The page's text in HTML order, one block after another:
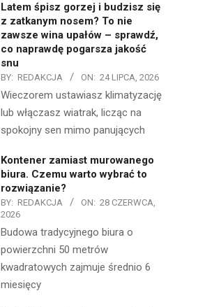
Latem śpisz gorzej i budzisz się
z zatkanym nosem? To nie
zawsze wina upałów – sprawdź,
co naprawdę pogarsza jakość
snu
BY: REDAKCJA ON: 24 LIPCA, 2026
Wieczorem ustawiasz klimatyzację
lub włączasz wiatrak, licząc na
spokojny sen mimo panujących
Kontener zamiast murowanego
biura. Czemu warto wybrać to
rozwiązanie?
BY: REDAKCJA ON: 28 CZERWCA,
2026
Budowa tradycyjnego biura o
powierzchni 50 metrów
kwadratowych zajmuje średnio 6
miesięcy